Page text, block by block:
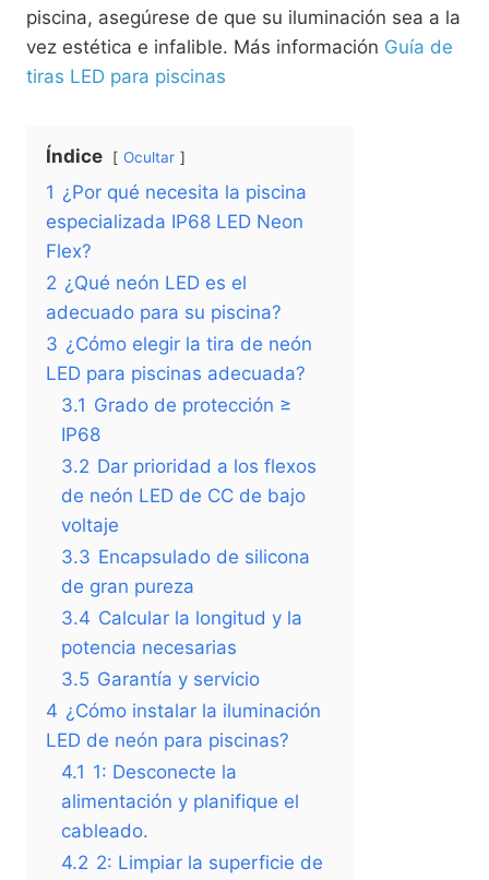
piscina, asegúrese de que su iluminación sea a la
vez estética e infalible. Más información Guía de
tiras LED para piscinas
Índice Ocultar
1 ¿Por qué necesita la piscina
especializada IP68 LED Neon
Flex?
2 ¿Qué neón LED es el
adecuado para su piscina?
3 ¿Cómo elegir la tira de neón
LED para piscinas adecuada?
3.1 Grado de protección ≥
IP68
3.2 Dar prioridad a los flexos
de neón LED de CC de bajo
voltaje
3.3 Encapsulado de silicona
de gran pureza
3.4 Calcular la longitud y la
potencia necesarias
3.5 Garantía y servicio
4 ¿Cómo instalar la iluminación
LED de neón para piscinas?
4.1 1: Desconecte la
alimentación y planifique el
cableado.
4.2 2: Limpiar la superficie de